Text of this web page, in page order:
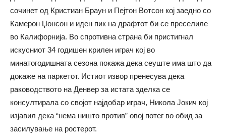
сочинет од Кристиан Браун и Пејтон Вотсон кој заедно со
Камерон Џонсон и иден пик на драфтот би се преселиле
во Калифорнија. Во спротивна страна би пристигнал
искусниот 34 годишен крилен играч кој во
минатогодишната сезона покажа дека сеуште има што да
докаже на паркетот. Истиот извор пренесува дека
раководството на Денвер за истата зделка се
консултирала со својот најдобар играч, Никола Јокич кој
изјавил дека “нема ништо против” овој потег во обид за
засилување на ростерот.